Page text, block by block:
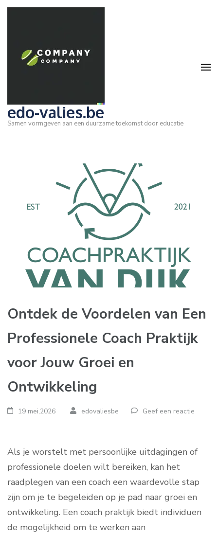
Ga
edo-valies.be
Samen vormgeven aan een duurzame toekomst door educatie
Ontdek de Voordelen van Een
Professionele Coach Praktijk
voor Jouw Groei en
Ontwikkeling
19 mei,2026 edovaliesbe Geef een reactie
Als je worstelt met persoonlijke uitdagingen of
professionele doelen wilt bereiken, kan het
raadplegen van een coach een waardevolle stap
zijn om je te begeleiden op je pad naar groei en
ontwikkeling. Een coach praktijk biedt individuen
de mogelijkheid om te werken aan